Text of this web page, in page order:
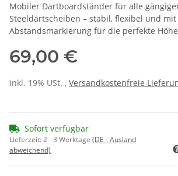
Mobiler Dartboardständer für alle
Steeldartscheiben – stabil, flexibel und mit
Abstandsmarkierung für die perfekte
69,00 €
inkl. 19% USt. , Versandkostenfreie
Sofort verfügbar
Lieferzeit:2 - 3 Werktage (DE - Ausland
abweichend)